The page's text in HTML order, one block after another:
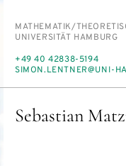
MA­THE­MA­TIK/​
INSTITUTION
UNI­VER­SI­TÄT HAM­BURG
TELEFON
+49 40 42838-5194
E-
SI­MON.LENT­NER@UNI-
Sebastian